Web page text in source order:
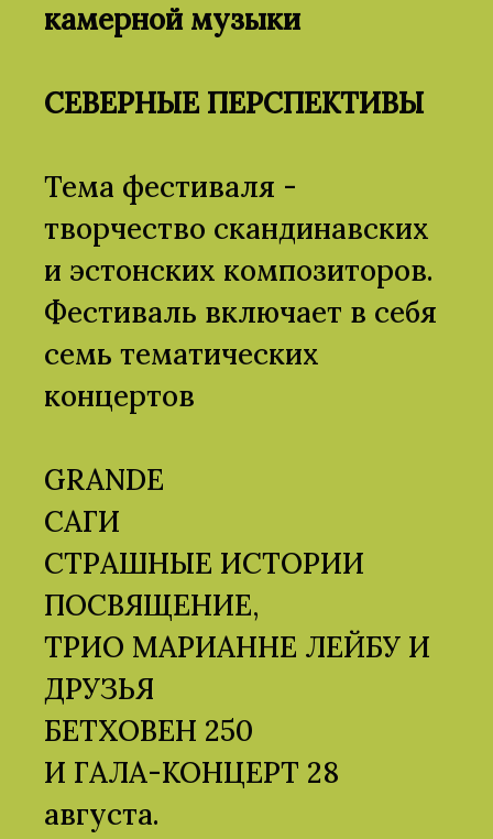
камерной музыки
СЕВЕРНЫЕ ПЕРСПЕКТИВЫ
Тема фестиваля -
творчество скандинавских
и эстонских композиторов.
Фестиваль включает в себя
семь тематических
концертов
GRANDE
САГИ
СТРАШНЫЕ ИСТОРИИ
ПОСВЯЩЕНИЕ,
ТРИО МАРИАННЕ ЛЕЙБУ И
ДРУЗЬЯ
БЕТХОВЕН 250
И ГАЛА-КОНЦЕРТ 28
августа.